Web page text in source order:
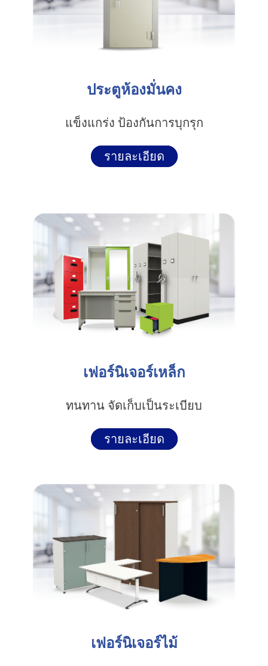
ประตูห้องมั่นคง
แข็งแกร่ง ป้องกันการบุกรุก
รายละเอียด
เฟอร์นิเจอร์เหล็ก
ทนทาน จัดเก็บเป็นระเบียบ
รายละเอียด
เฟอร์นิเจอร์ไม้